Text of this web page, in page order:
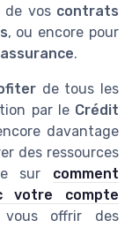
de vos contrats
, ou encore pour
assurance.
de tous les
par le Crédit
davantage
des ressources
sur comment
votre compte
offrir des